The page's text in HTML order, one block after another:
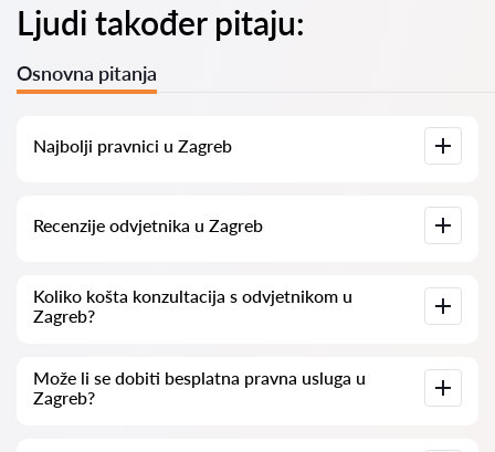
Ljudi također pitaju:
Osnovna pitanja
Najbolji pravnici u Zagreb
informacijama. Cijene, recenzije, telefonski brojevi i adrese.
Recenzije odvjetnika u Zagreb
odvjetnicima. Ne brišemo negativne recenzije niti postoji
mogućnost njihovog lažnog povećavanja.
Koliko košta konzultacija s odvjetnikom u
Zagreb?
nadalje (cijene mogu varirati ovisno o složenosti pitanja i
obliku odgovora).
Može li se dobiti besplatna pravna usluga u
Zagreb?